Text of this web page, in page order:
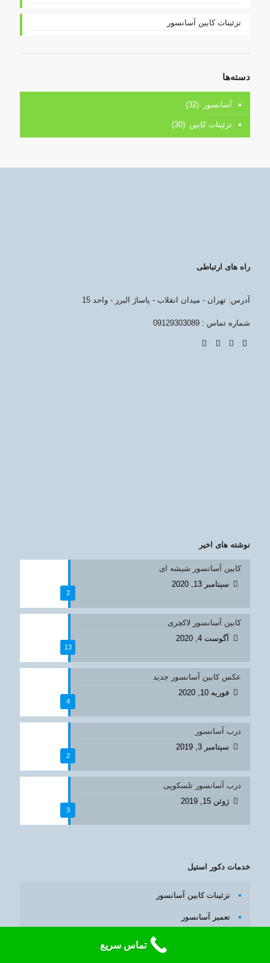
تزئینات کابین آسانسور
دسته‌ها
آسانسور (32)
تزئینات کابین (30)
راه های ارتباطی
آدرس: تهران - میدان انقلاب - پاساژ البرز - واحد 15
شماره تماس : 09129303089
نوشته های اخیر
2
کابین آسانسور شیشه ای
سپتامبر 13, 2020
13
کابین آسانسور لاکچری
آگوست 4, 2020
4
عکس کابین آسانسور جدید
فوریه 10, 2020
2
درب آسانسور
سپتامبر 3, 2019
3
درب آسانسور تلسکوپی
ژوئن 15, 2019
خدمات دکور استیل
تزئینات کابین آسانسور
تعمیر آسانسور
تماس سریع